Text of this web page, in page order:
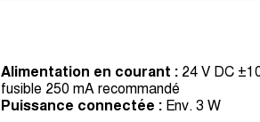
Alimentation en courant : 24 V DC
fusible 250 mA recommandé
Puissance connectée : Env. 3 W